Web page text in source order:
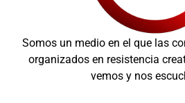
Somos un medio en el que las
organizados en resistencia
vemos y nos